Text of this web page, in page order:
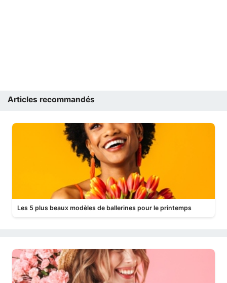
Articles recommandés
Les 5 plus beaux modèles de ballerines pour le printemps